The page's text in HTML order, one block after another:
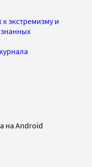
экстремизму и
на Android